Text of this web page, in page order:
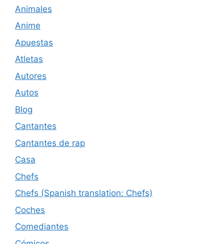
Animales
Anime
Apuestas
Atletas
Autores
Autos
Blog
Cantantes
Cantantes de rap
Casa
Chefs
Chefs (Spanish translation: Chefs)
Coches
Comediantes